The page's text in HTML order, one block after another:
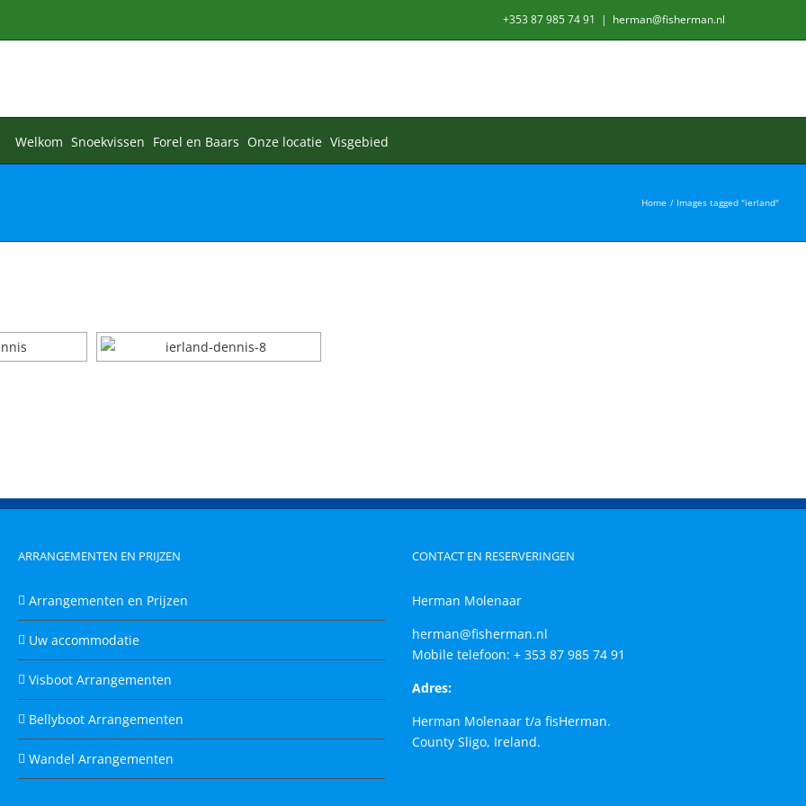
+353 87 985 74 91 | herman@fisherman.nl
Welkom Snoekvissen Forel en Baars Onze locatie Visgebied
Home Images tagged "ierland"
ARRANGEMENTEN EN PRIJZEN
Arrangementen en Prijzen
Uw accommodatie
Visboot Arrangementen
Bellyboot Arrangementen
Wandel Arrangementen
CONTACT EN RESERVERINGEN
Herman Molenaar
herman@fisherman.nl
Mobile telefoon: + 353 87 985 74 91
Adres:
Herman Molenaar t/a fisHerman.
County Sligo, Ireland.